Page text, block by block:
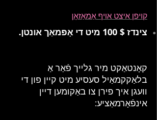
קויפן איצט אויף אַמאַזאָן
צינדז $ 100 מיט די אָפּמאַך אונטן.
קאָנטאַקט מיר גלייך פֿאַר אַ
בלאַקקמאַיל סעסיע מיט קיין פון די
וועגן איך פירן צו באַקומען דיין
אינפֿאָרמאַציע: